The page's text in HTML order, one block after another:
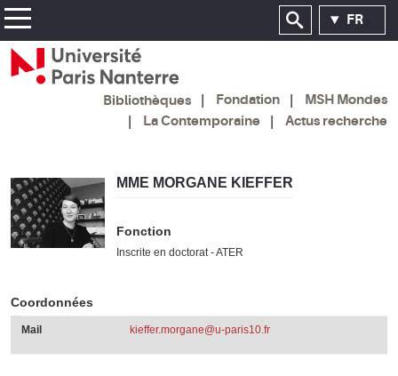
FR
Bibliothèques Fondation
MSH Mondes
La Contemporaine
Actus recherche
MME MORGANE KIEFFER
Fonction
Inscrite en doctorat - ATER
Coordonnées
Mail kieffer.morgane@u-paris10.fr